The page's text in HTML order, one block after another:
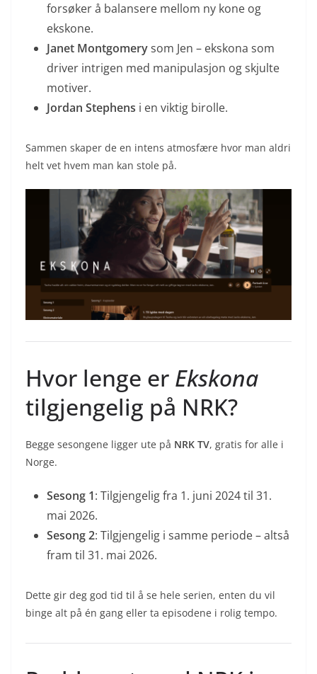
forsøker å balansere mellom ny kone og
ekskone.
Janet Montgomerysom Jen – ekskona som
driver intrigen med manipulasjon og skjulte
motiver.
Jordan Stephens i en viktig birolle.
Sammen skaper de en intens atmosfære hvor man aldri
helt vet hvem man kan stole på.
Hvor lenge er Ekskona
tilgjengelig på NRK?
Begge sesongene ligger ute på NRK TV, gratis for alle i
Norge.
Sesong 1: Tilgjengelig fra 1. juni 2024 til 31.
mai 2026.
Sesong 2: Tilgjengelig i samme periode – altså
fram til 31. mai 2026.
Dette gir deg god tid til å se hele serien, enten du vil
binge alt på én gang eller ta episodene i rolig tempo.